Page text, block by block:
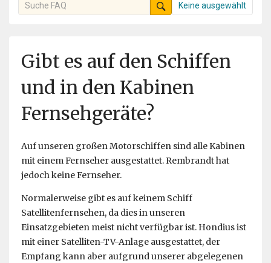
Keine ausgewählt
Gibt es auf den Schiffen
und in den Kabinen
Fernsehgeräte?
Auf unseren großen Motorschiffen sind alle Kabinen
mit einem Fernseher ausgestattet. Rembrandt hat
jedoch keine Fernseher.
Normalerweise gibt es auf keinem Schiff
Satellitenfernsehen, da dies in unseren
Einsatzgebieten meist nicht verfügbar ist. Hondius ist
mit einer Satelliten-TV-Anlage ausgestattet, der
Empfang kann aber aufgrund unserer abgelegenen